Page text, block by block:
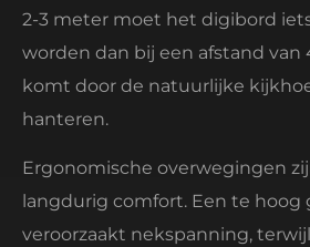
2-3 meter moet het digibord
worden dan bij een afstand van
komt door de natuurlijke
hanteren.
Ergonomische overwegingen
langdurig comfort. Een te
veroorzaakt nekspanning,